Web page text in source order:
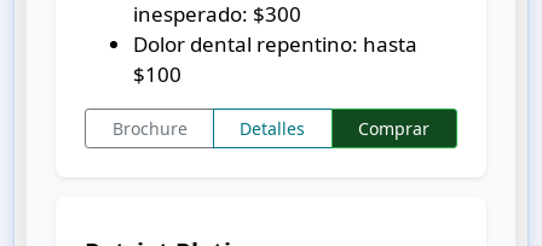
inesperado: $300
Dolor dental repentino: hasta
$100
Brochure Detalles Comprar